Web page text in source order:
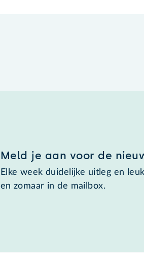
Meld je aan voor de
Elke week duidelijke uitleg en
en zomaar in de mailbox.